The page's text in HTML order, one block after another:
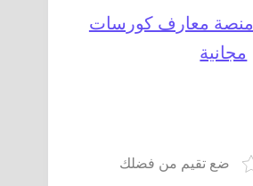
منصة معارف كورسات
مجانية
ضع تقيم من فضلك